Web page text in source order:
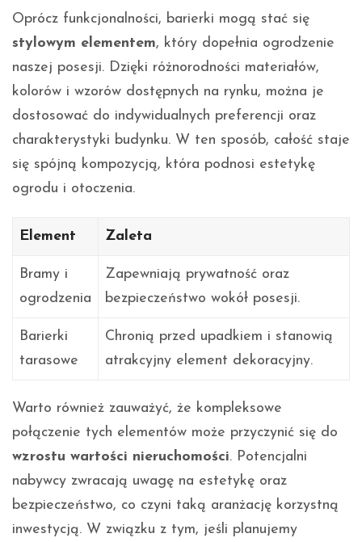
Oprócz funkcjonalności, barierki mogą stać się
stylowym elementem, który dopełnia ogrodzenie
naszej posesji. Dzięki różnorodności materiałów,
kolorów i wzorów dostępnych na rynku, można je
dostosować do indywidualnych preferencji oraz
charakterystyki budynku. W ten sposób, całość staje
się spójną kompozycją, która podnosi estetykę
ogrodu i otoczenia.
Element Zaleta
Bramy i
ogrodzenia
Zapewniają prywatność oraz
bezpieczeństwo wokół posesji.
Barierki
tarasowe
Chronią przed upadkiem i stanowią
atrakcyjny element dekoracyjny.
Warto również zauważyć, że kompleksowe
połączenie tych elementów może przyczynić się do
wzrostu wartości nieruchomości. Potencjalni
nabywcy zwracają uwagę na estetykę oraz
bezpieczeństwo, co czyni taką aranżację korzystną
inwestycją. W związku z tym, jeśli planujemy